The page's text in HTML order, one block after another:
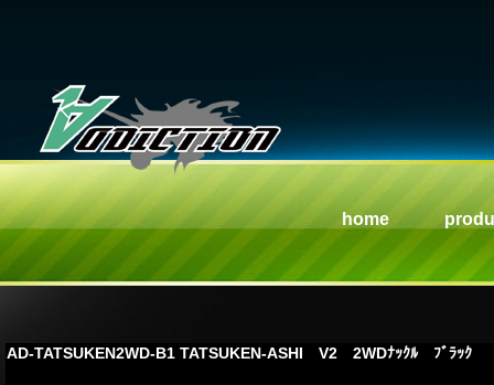
home
AD-TATSUKEN2WD-B1 TATSUKEN-ASHI V2 2WDﾅｯｸﾙ ﾌﾞﾗｯｸ